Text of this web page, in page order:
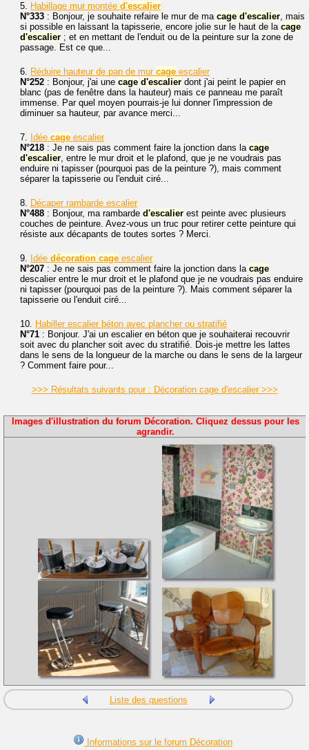
5. Habillage mur montée d'escalier
N°333 : Bonjour, je souhaite refaire le mur de ma cage d'escalier, mais
si possible en laissant la tapisserie, encore jolie sur le haut de la cage
d'escalier ; et en mettant de l'enduit ou de la peinture sur la zone de
passage. Est ce que...
6. Réduire hauteur de pan de mur cage escalier
N°252 : Bonjour, j'ai une cage d'escalier dont j'ai peint le papier en
blanc (pas de fenêtre dans la hauteur) mais ce panneau me paraît
immense. Par quel moyen pourrais-je lui donner l'impression de
diminuer sa hauteur, par avance merci...
7. Idée cage escalier
N°218 : Je ne sais pas comment faire la jonction dans la cage
d'escalier, entre le mur droit et le plafond, que je ne voudrais pas
enduire ni tapisser (pourquoi pas de la peinture ?), mais comment
séparer la tapisserie ou l'enduit ciré...
8. Décaper rambarde escalier
N°488 : Bonjour, ma rambarde d'escalier est peinte avec plusieurs
couches de peinture. Avez-vous un truc pour retirer cette peinture qui
résiste aux décapants de toutes sortes ? Merci.
9. Idée décoration cage escalier
N°207 : Je ne sais pas comment faire la jonction dans la cage
descalier entre le mur droit et le plafond que je ne voudrais pas enduire
ni tapisser (pourquoi pas de la peinture ?). Mais comment séparer la
tapisserie ou l'enduit ciré...
10. Habiller escalier béton avec plancher ou stratifié
N°71 : Bonjour. J'ai un escalier en béton que je souhaiterai recouvrir
soit avec du plancher soit avec du stratifié. Dois-je mettre les lattes
dans le sens de la longueur de la marche ou dans le sens de la largeur
? Comment faire pour...
>>> Résultats suivants pour : Décoration cage d'escalier >>>
Images d'illustration du forum Décoration. Cliquez dessus pour les
agrandir.
Liste des questions
Informations sur le forum Décoration